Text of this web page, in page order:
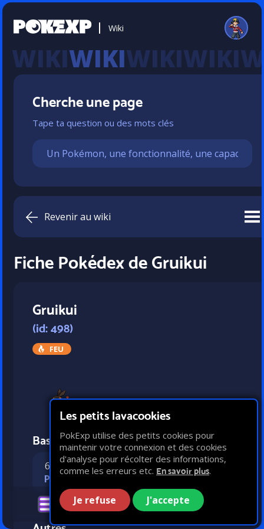
Wiki
WIKI
Cherche une page
Tape ta question ou des mots clés
Revenir au wiki
Fiche Pokédex de Gruikui
Gruikui
(id: 498)
FEU
Bases statistiques
65
PV
54
45
Défense
45
Vitesse
Les petits lavacookies
PokExp utilise des petits cookies pour
maintenir votre connexion et des cookies
d'analyse pour récolter des informations,
comme les erreurs etc. En savoir plus.
Je refuse J'accepte